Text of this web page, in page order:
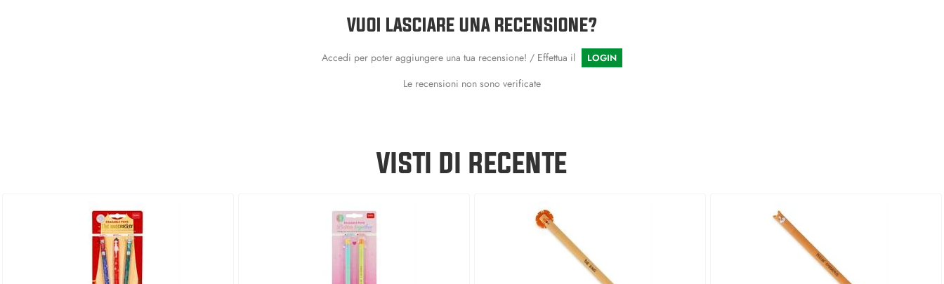
VUOI LASCIARE UNA RECENSIONE?
Accedi per poter aggiungere una tua recensione! / Effettua il LOGIN
Le recensioni non sono verificate
VISTI DI RECENTE